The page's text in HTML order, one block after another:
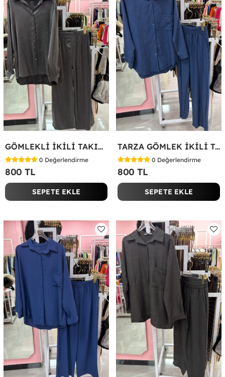
GÖMLEKLİ İKİLİ TAKIM Gri
0 Değerlendirme
800 TL
SEPETE EKLE
TARZA GÖMLEK İKİLİ TAKIM KOT KUMAŞ Mavi
0 Değerlendirme
800 TL
SEPETE EKLE